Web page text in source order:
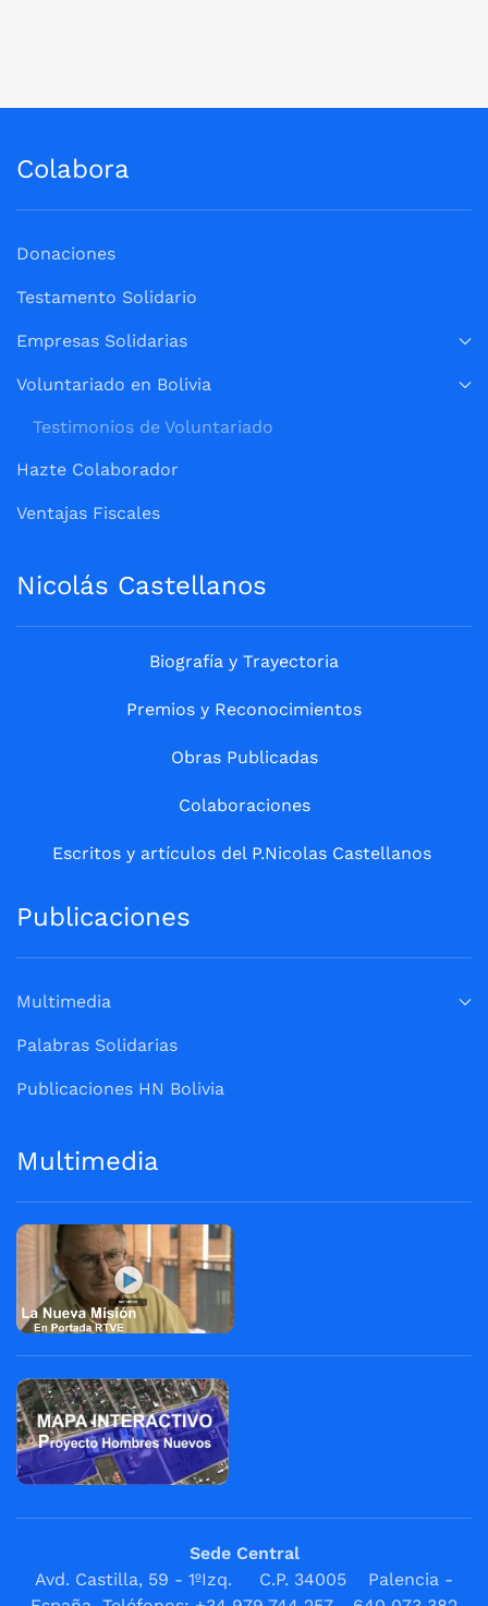
Colabora
Donaciones
Testamento Solidario
Empresas Solidarias
Voluntariado en Bolivia
Testimonios de Voluntariado
Hazte Colaborador
Ventajas Fiscales
Nicolás Castellanos
Biografía y Trayectoria
Premios y Reconocimientos
Obras Publicadas
Colaboraciones
Escritos y artículos del P.Nicolas Castellanos
Publicaciones
Multimedia
Palabras Solidarias
Publicaciones HN Bolivia
Multimedia
Sede Central
Avd. Castilla, 59 - 1ºIzq. C.P. 34005 Palencia -